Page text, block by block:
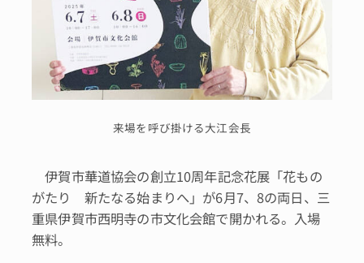
来場を呼び掛ける大江会長
伊賀市華道協会の創立10周年記念花展「花もの
がたり 新たなる始まりへ」が6月7、8の両日、三
重県伊賀市西明寺の市文化会館で開かれる。入場
無料。